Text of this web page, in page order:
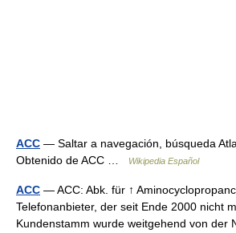
ACC — Saltar a navegación, búsqueda
Obtenido de ACC …
Wikipedia Español
ACC — ACC: Abk. für ↑
Telefonanbieter, der seit Ende 2000 nicht
Kundenstamm wurde weitgehend von der